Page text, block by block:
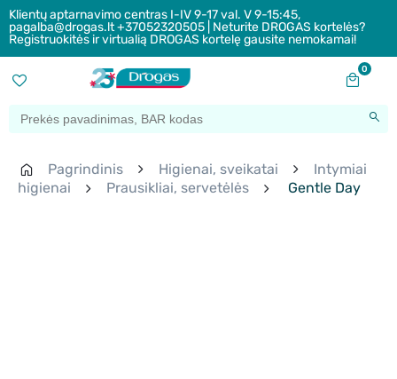
Klientų aptarnavimo centras I-IV 9-17 val. V 9-15:45,
pagalba@drogas.lt +37052320505 | Neturite DROGAS kortelės?
Registruokitės ir virtualią DROGAS kortelę gausite nemokamai!
0
Pagrindinis Higienai, sveikatai
Intymiai
higienai
Prausikliai, servetėlės Gentle Day